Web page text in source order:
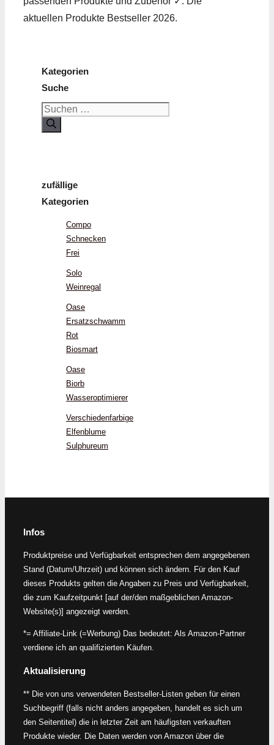
aktuellen Produkte Bestseller 2026.
Kategorien
Suche
Suchen
nach:
zufällige
Kategorien
Compo
Schnecken
Frei
Solo
Weinregal
Oase
Ersatzschwamm
Rot
Biosmart
Oase
Biorb
Wasseroptimierer
Verschiedenfarbige
Elfenblume
Sulphureum
Infos
Produktpreise und Verfügbarkeit entsprechen dem angegebenen
Stand (Datum/Uhrzeit) und können sich ändern. Für den Kauf
dieses Produkts gelten die Angaben zu Preis und Verfügbarkeit,
die zum Kaufzeitpunkt [auf der/den maßgeblichen Amazon-
Website(s)] angezeigt werden.
*= Affiliate-Link (=Werbung) Das bedeutet: Als Amazon-Partner
verdiene ich an qualifizierten Käufen.
Aktualisierung
** Die von uns verwendeten Bestseller-Listen geben für einen
Suchbegriff (falls nicht anders angegeben, handelt es sich um
den Seitentitel) die in letzter Zeit am häufigsten verkauften
Produkte wieder. Die Daten werden von Amazon über die